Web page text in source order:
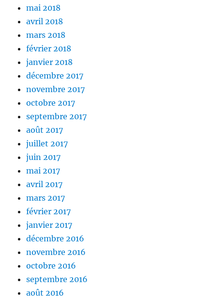
mai 2018
avril 2018
mars 2018
février 2018
janvier 2018
décembre 2017
novembre 2017
octobre 2017
septembre 2017
août 2017
juillet 2017
juin 2017
mai 2017
avril 2017
mars 2017
février 2017
janvier 2017
décembre 2016
novembre 2016
octobre 2016
septembre 2016
août 2016